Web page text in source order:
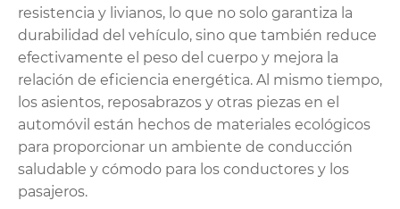
resistencia y livianos, lo que no solo garantiza la
durabilidad del vehículo, sino que también reduce
efectivamente el peso del cuerpo y mejora la
relación de eficiencia energética. Al mismo tiempo,
los asientos, reposabrazos y otras piezas en el
automóvil están hechos de materiales ecológicos
para proporcionar un ambiente de conducción
saludable y cómodo para los conductores y los
pasajeros.